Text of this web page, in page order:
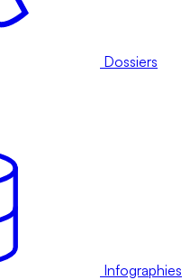
Dossiers
Infographies